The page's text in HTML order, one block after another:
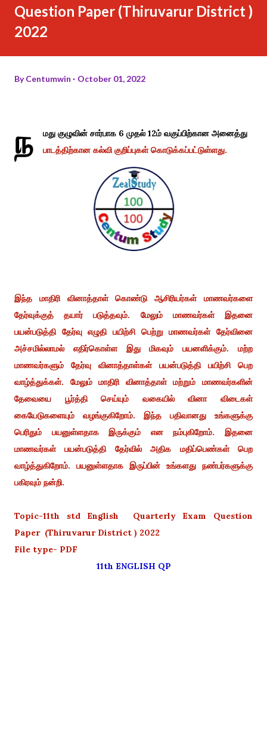
Question Paper (Thiruvarur District )
2022
ByCentumwin October 01, 2022
ந
மது குழுவின் சார்பாக 6 முதல் 12ம் வகுப்பிற்கான அனைத்து
பாடத்திற்கான கல்வி குறிப்புகள் கொடுக்கப்பட்டுள்ளது.
இந்த மாதிரி வினாத்தாள் கொண்டு ஆசிரியர்கள் மாணவர்களை
தேர்வுக்குத் தயார் படுத்தவும். மேலும் மாணவர்கள் இதனை
பயன்படுத்தி தேர்வு எழுதி பயிற்சி பெற்று மாணவர்கள் தேர்வினை
அச்சமில்லாமல் எதிர்கொள்ள இது மிகவும் பயனளிக்கும். மற்ற
மாணவர்களும் தேர்வு வினாத்தாள்கள் பயன்படுத்தி பயிற்சி பெற
வாழ்த்துக்கள். மேலும் மாதிரி வினாத்தாள் மற்றும் மாணவர்களின்
தேவையை பூர்த்தி செய்யும் வகையில் வினா விடைகள்
கையேடுகளையும் வழங்குகிறோம். இந்த பதிவானது உங்களுக்கு
பெரிதும் பயனுள்ளதாக இருக்கும் என நம்புகிறோம். இதனை
மாணவர்கள் பயன்படுத்தி தேர்வில் அதிக மதிப்பெண்கள் பெற
வாழ்த்துகிறோம். பயனுள்ளதாக இருப்பின் உங்களது நண்பர்களுக்கு
பகிரவும் நன்றி.
Topic-11th std English Quarterly Exam Question
Paper (Thiruvarur District ) 2022
File type- PDF
11th ENGLISH QP